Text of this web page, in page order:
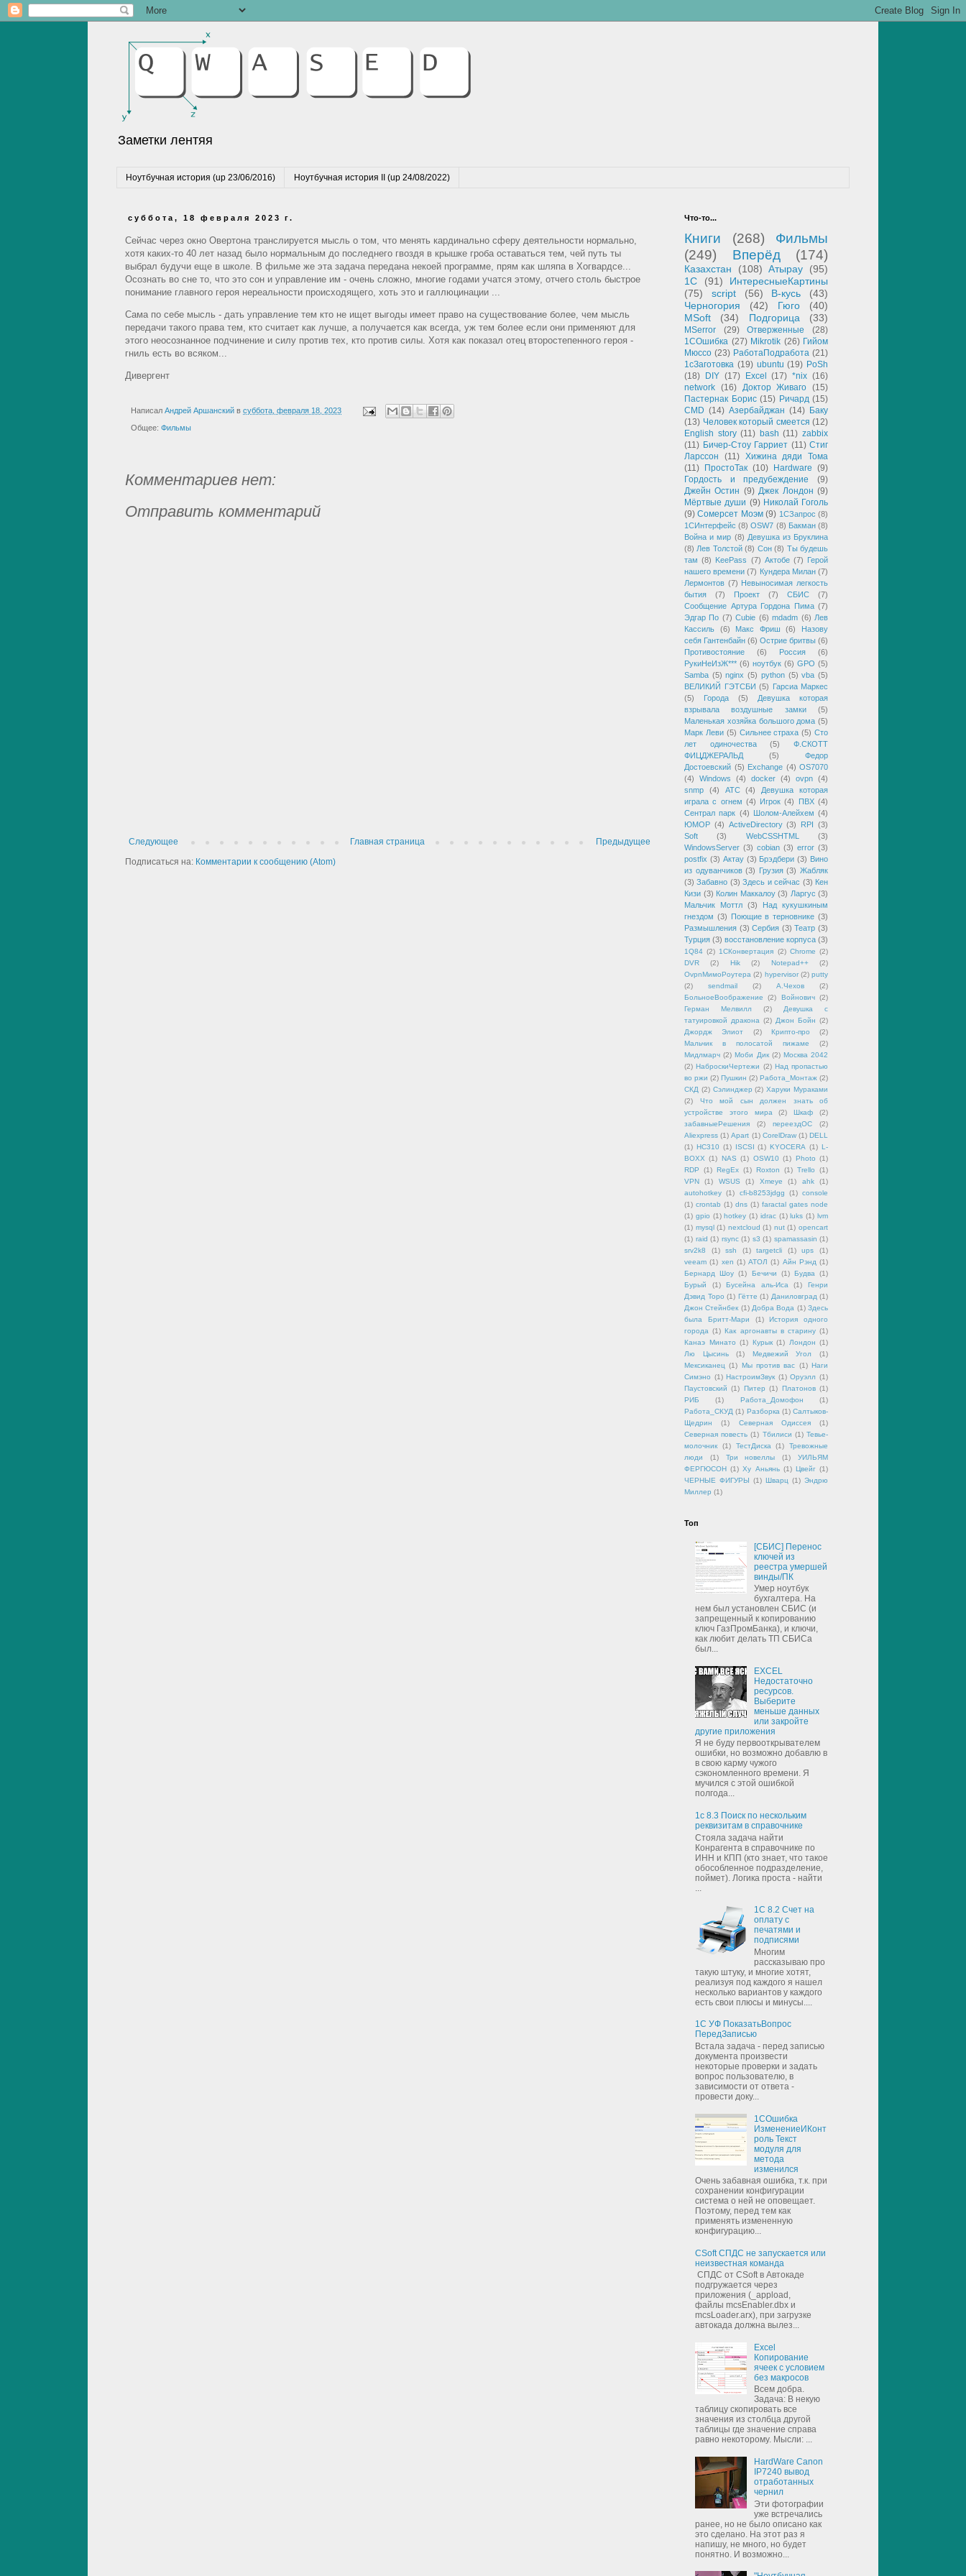
Заметки лентяя
Ноутбучная история (up 23/06/2016) Ноутбучная история II (up 24/08/2022)
суббота, 18 февраля 2023 г.
Сейчас через окно Овертона транслируется мысль о том, что менять кардинально сферу деятельности нормально,
хотя каких-то 40 лет назад было нормальным до последнего гвоздя в крышке гроба оставаться тем, чей путь ты
выбрал будучи еще в школе. В фильме же эта задача передана некоей программе, прям как шляпа в Хогвардсе...
Осознать во сне то, что это сон и управление им - очень сложно, многие годами учатся этому, отчего столь быстрое
понимание главного героя нереальности происходящего, хоть это и галлюцинации ...
Сама по себе мысль - дать управление тем кто не ищет выгоды имеет право на существование более, чем мысль
передачи такого права тем, кто считает как лучше, а получается как всегда, уж тем более если они применяют для
этого неосознанное подчинение и силу против тех, кто против силы. Хотя как показал отец второстепенного героя -
гниль есть во всяком...
Дивергент
Написал Андрей Аршанский в суббота, февраля 18, 2023
Общее: Фильмы
Комментариев нет:
Отправить комментарий
Следующее Предыдущее
Главная страница
Подписаться на: Комментарии к сообщению (Atom)
Что-то...
Книги (268)
Фильмы
(249)
Вперёд (174)
Казахстан (108) Атырау
(95)
1С
(91)
ИнтересныеКартины
(75)
script (56) В-кусь
(43)
Черногория
(42) Гюго
(40)
MSoft
(34) Подгорица (33)
MSerror (29) Отверженные
(28)
1СОшибка (27) Mikrotik (26) Гийом
Мюссо (23) РаботаПодработа (21)
1сЗаготовка (19) ubuntu (19) PoSh
(18)
DIY (17) Excel (17) *nix (16)
network (16) Доктор Живаго (15)
Пастернак Борис (15) Ричард (15)
CMD (14) Азербайджан (14) Баку
(13) Человек который смеется (12)
English story (11) bash (11) zabbix
(11) Бичер-Стоу Гарриет (11) Стиг
Ларссон
(11) Хижина дяди Тома
(11)
ПростоТак (10) Hardware (9)
Гордость и предубеждение
(9)
Джейн Остин (9) Джек Лондон (9)
Мёртвые души (9) Николай Гоголь
(9) Сомерсет Моэм (9) 1СЗапрос (8)
1СИнтерфейс (8) OSW7 (8) Бакман (8)
Война и мир (8) Девушка из Бруклина
(8) Лев Толстой (8) Сон (8) Ты будешь
там (8) KeePass (7) Актобе (7)
Герой
нашего времени (7) Кундера Милан (7)
Лермонтов (7) Невыносимая легкость
бытия
(7) Проект (7) СБИС
(7)
Сообщение Артура Гордона Пима (7)
Эдгар По (7) Cubie (6) mdadm (6) Лев
Кассиль
(6) Макс Фриш (6)
Назову
себя Гантенбайн (6) Острие бритвы (6)
Противостояние
(6) Россия
(6)
РукиНеИзЖ*** (6) ноутбук (6) GPO (5)
Samba (5) nginx (5) python (5) vba (5)
ВЕЛИКИЙ ГЭТСБИ (5)
Гарсиа Маркес
(5)
Города (5)
Девушка которая
взрывала воздушные замки
(5)
Маленькая хозяйка большого дома (5)
Марк Леви (5) Сильнее страха (5) Сто
лет одиночества
(5)
Ф.СКОТТ
ФИЦДЖЕРАЛЬД
(5)
Федор
Достоевский (5) Exchange (4) OS7070
(4)
Windows (4) docker (4) ovpn (4)
snmp
(4) АТС (4)
Девушка которая
играла с огнем (4) Игрок (4) ПВХ (4)
Сентрал парк (4) Шолом-Алейхем (4)
ЮМОР (4) ActiveDirectory (3) RPI
(3)
Soft
(3) WebCSSHTML
(3)
WindowsServer (3) cobian (3) error (3)
postfix (3) Актау (3) Брэдбери (3) Вино
из одуванчиков (3) Грузия (3) Жабляк
(3) Забавно (3) Здесь и сейчас (3) Кен
Кизи (3) Колин Маккалоу (3) Ларгус (3)
Мальчик Моттл (3)
Над кукушкиным
гнездом (3) Поющие в терновнике (3)
Размышления (3) Сербия (3) Театр (3)
Турция (3) восстановление корпуса (3)
1Q84 (2) 1СКонвертация (2) Chrome (2)
DVR
(2) Hik (2) Notepad++
(2)
OvpnМимоРоутера (2) hypervisor (2) putty
(2)
sendmail (2) А.Чехов
(2)
БольноеВоображение
(2) Войнович (2)
Герман Мелвилл
(2)
Девушка с
татуировкой дракона (2) Джон Бойн (2)
Джордж Элиот
(2) Крипто-про
(2)
Мальчик в полосатой пижаме
(2)
Мидлмарч (2) Моби Дик (2) Москва 2042
(2) НаброскиЧертежи (2) Над пропастью
во ржи (2) Пушкин (2) Работа_Монтаж (2)
СКД (2) Сэлинджер (2) Харуки Мураками
(2)
Что мой сын должен знать об
устройстве этого мира
(2) Шкаф
(2)
забавныеРешения
(2) переездОС
(2)
Aliexpress (1) Apart (1) CorelDraw (1) DELL
(1) HC310 (1) ISCSI (1) KYOCERA (1) L-
BOXX (1) NAS (1) OSW10 (1) Photo (1)
RDP
(1) RegEx (1) Roxton (1) Trello
(1)
VPN
(1) WSUS (1) Xmeye (1) ahk
(1)
autohotkey (1) cfi-b8253jdgg (1) console
(1) crontab (1) dns (1) faractal gates node
(1) gpio (1) hotkey (1) idrac (1) luks (1) lvm
(1) mysql (1) nextcloud (1) nut (1) opencart
(1) raid (1) rsync (1) s3 (1) spamassasin (1)
srv2k8
(1) ssh (1) targetcli (1) ups
(1)
veeam (1) xen (1) АТОЛ (1) Айн Рэнд (1)
Бернард Шоу (1) Бечичи (1) Будва (1)
Бурый
(1) Бусейна аль-Иса (1)
Генри
Дэвид Торо (1) Гётте (1) Даниловград (1)
Джон Стейнбек (1) Добра Вода (1) Здесь
была Бритт-Мари
(1)
История одного
города (1) Как аргонавты в старину (1)
Канаэ Минато (1) Курык (1) Лондон (1)
Лю Цысинь
(1) Медвежий Угол
(1)
Мексиканец (1) Мы против вас (1) Наги
Симэно (1) НастроимЗвук (1) Оруэлл (1)
Паустовский (1) Питер (1) Платонов (1)
РИБ
(1) Работа_Домофон
(1)
Работа_СКУД (1) Разборка (1) Салтыков-
Щедрин
(1) Северная Одиссея
(1)
Северная повесть (1) Тбилиси (1) Тевье-
молочник
(1) ТестДиска (1)
Тревожные
люди
(1) Три новеллы (1)
УИЛЬЯМ
ФЕРГЮСОН (1) Ху Аньянь (1) Цвейг (1)
ЧЕРНЫЕ ФИГУРЫ
(1) Шварц (1) Эндрю
Миллер (1)
Топ
[СБИС] Перенос
ключей из
реестра умершей
винды/ПК
Умер ноутбук
бухгалтера. На
нем был установлен СБИС (и
запрещенный к копированию
ключ ГазПромБанка), и ключи,
как любит делать ТП СБИСа
был...
EXCEL
Недостаточно
ресурсов.
Выберите
меньше данных
или закройте
другие приложения
Я не буду первооткрывателем
ошибки, но возможно добавлю в
в свою карму чужого
сэкономленного времени. Я
мучился с этой ошибкой
полгода...
1с 8.3 Поиск по нескольким
реквизитам в справочнике
Стояла задача найти
Конрагента в справочнике по
ИНН и КПП (кто знает, что такое
обособленное подразделение,
поймет). Логика проста - найти
1С 8.2 Счет на
оплату с
печатями и
подписями
Многим
рассказываю про
такую штуку, и многие хотят,
реализуя под каждого я нашел
несколько вариантов у каждого
есть свои плюсы и минусы....
1С УФ ПоказатьВопрос
ПередЗаписью
Встала задача - перед записью
документа произвести
некоторые проверки и задать
вопрос пользователю, в
зависимости от ответа -
провести доку...
1СОшибка
ИзменениеИКонт
роль Текст
модуля для
метода
изменился
Очень забавная ошибка, т.к. при
сохранении конфигурации
система о ней не оповещает.
Поэтому, перед тем как
применять измененную
конфигурацию...
CSoft СПДС не запускается или
неизвестная команда
СПДС от CSoft в Автокаде
подгружается через
приложения (_appload,
файлы mcsEnabler.dbx и
mcsLoader.arx), при загрузке
автокада должна вылез...
Excel
Копирование
ячеек с условием
без макросов
Всем добра.
Задача: В некую
таблицу скопировать все
значения из столбца другой
таблицы где значение справа
равно некоторому. Мысли: ...
HardWare Canon
IP7240 вывод
отработанных
чернил
Эти фотографии
уже встречались
ранее, но не было описано как
это сделано. На этот раз я
напишу, не много, но будет
понятно. И возможно...